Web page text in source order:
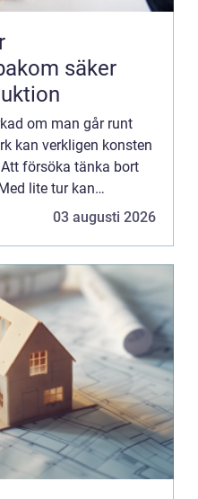
säker
om man går runt
kan verkligen konsten
försöka tänka bort
lite tur kan
ett litet tag, men
03 augusti 2026